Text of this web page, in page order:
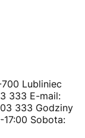
Lubliniec
333 E-mail:
333 Godziny
Sobota: